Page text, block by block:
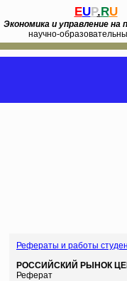
EUP.RU
Экономика и управление на
научно-
Рефераты и работы
РОССИЙСКИЙ РЫНОК
Реферат